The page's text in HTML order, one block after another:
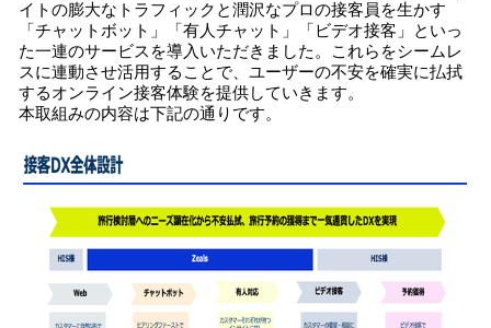
イトの膨大なトラフィックと潤沢なプロの接客員を生かす
「チャットボット」「有人チャット」「ビデオ接客」といっ
た一連のサービスを導入いただきました。これらをシームレ
スに連動させ活用することで、ユーザーの不安を確実に払拭
するオンライン接客体験を提供していきます。
本取組みの内容は下記の通りです。